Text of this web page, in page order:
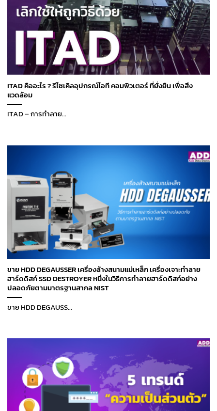
ITAD คืออะไร ? รีไซเคิลอุปกรณ์ไอที คอมพิวเตอร์ ที่ยั่งยืน เพื่อสิ่ง
แวดล้อม
ITAD – การทำลาย...
ขาย HDD DEGAUSSER เครื่องล้างสนามแม่เหล็ก เครื่องเจาะทำลาย
ฮาร์ดดิสก์ SSD DESTROYER หนึ่งในวิธีการทำลายฮาร์ดดิสก์อย่าง
ปลอดภัยตามมาตรฐานสากล NIST
ขาย HDD DEGAUSS...